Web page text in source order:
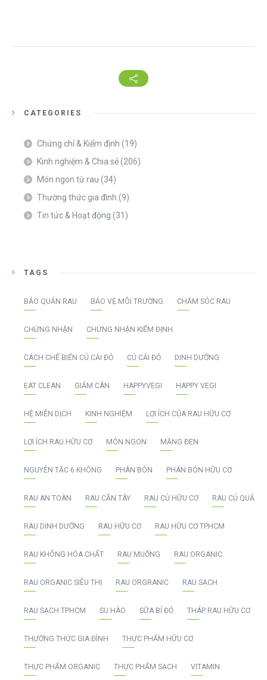
CATEGORIES
Chứng chỉ & Kiểm định (19)
Kinh nghiệm & Chia sẻ(206)
Món ngon từ rau (34)
Thường thức gia đình (9)
Tin tức & Hoạt động (31)
TAGS
BẢO QUẢN RAU BẢO VỆ MÔI TRƯỜNG CHĂM SÓC RAU
CHỨNG NHẬN CHỨNG NHẬN KIỂM ĐỊNH
CÁCH CHẾ BIẾN CỦ CẢI ĐỎ CỦ CẢI ĐỎ DINH DƯỠNG
EAT CLEAN GIẢM CÂN HAPPYVEGI HAPPY VEGI
HỆ MIỄN DỊCH KINH NGHIỆM LỢI ÍCH CỦA RAU HỮU CƠ
LỢI ÍCH RAU HỮU CƠ MÓN NGON MĂNG ĐEN
NGUYÊN TẮC 6 KHÔNG PHÂN BÓN PHÂN BÓN HỮU CƠ
RAU AN TOÀN RAU CẦN TÂY RAU CỦ HỮU CƠ RAU CỦ QUẢ
RAU DINH DƯỠNG RAU HỮU CƠ RAU HỮU CƠ TPHCM
RAU KHÔNG HÓA CHẤT RAU MUỐNG RAU ORGANIC
RAU ORGANIC SIÊU THỊ RAU ORGRANIC RAU SẠCH
RAU SẠCH TPHCM SU HÀO SỮA BÍ ĐỎ THÁP RAU HỮU CƠ
THƯỜNG THỨC GIA ĐÌNH THỰC PHẨM HỮU CƠ
THỰC PHẨM ORGANIC THỰC PHẨM SẠCH VITAMIN